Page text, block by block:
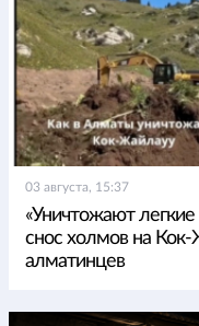
03 августа, 15:37
«Уничтожают
снос холмов на Кок-
алматинцев